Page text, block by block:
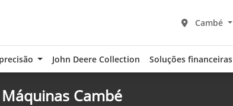
Cambé
John Deere Collection Soluções financeiras
Cambé